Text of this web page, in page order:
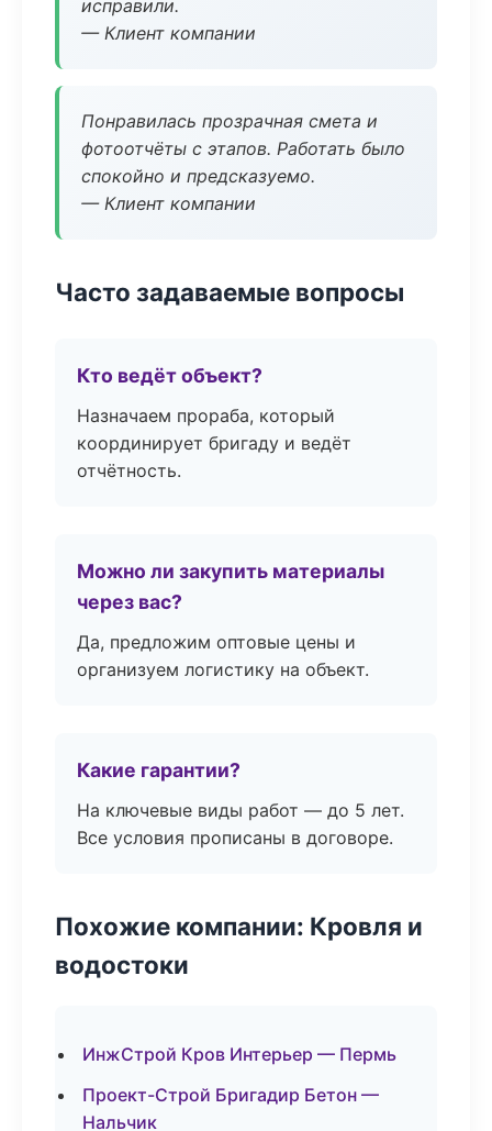
исправили.
— Клиент компании
Понравилась прозрачная смета и
фотоотчёты с этапов. Работать было
спокойно и предсказуемо.
— Клиент компании
Часто задаваемые вопросы
Кто ведёт объект?
Назначаем прораба, который
координирует бригаду и ведёт
отчётность.
Можно ли закупить материалы
через вас?
Да, предложим оптовые цены и
организуем логистику на объект.
Какие гарантии?
На ключевые виды работ — до 5 лет.
Все условия прописаны в договоре.
Похожие компании: Кровля и
водостоки
ИнжСтрой Кров Интерьер — Пермь
Проект-Строй Бригадир Бетон —
Нальчик